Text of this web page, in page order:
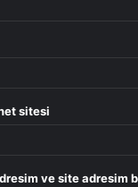
sitesi
ve site adresim